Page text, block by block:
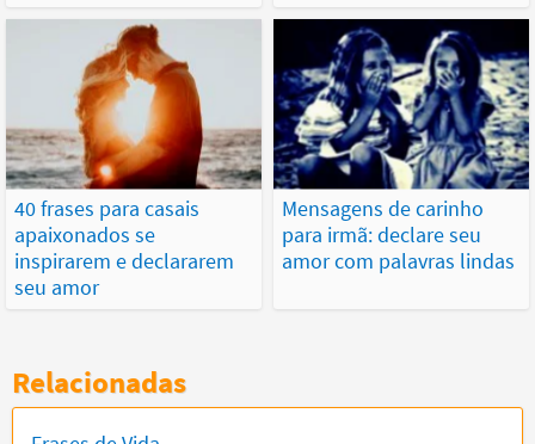
40 frases para casais
apaixonados se
inspirarem e declararem
seu amor
Mensagens de carinho
para irmã: declare seu
amor com palavras lindas
Relacionadas